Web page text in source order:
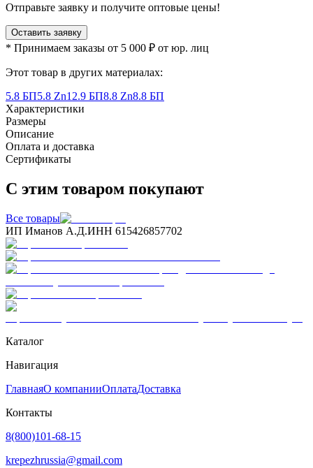
Отправьте заявку и получите оптовые цены!
Оставить заявку
* Принимаем заказы от 5 000 ₽ от юр. лиц
Этот товар в других материалах:
5.8 БП5.8 Zn12.9 БП8.8 Zn8.8 БП
Характеристики
Размеры
Описание
Оплата и доставка
Сертификаты
С этим товаром покупают
Все товары
ИП Иманов А.Д.ИНН 615426857702
Каталог
Навигация
ГлавнаяО компанииОплатаДоставка
Контакты
8(800)101-68-15
krepezhrussia@gmail.com